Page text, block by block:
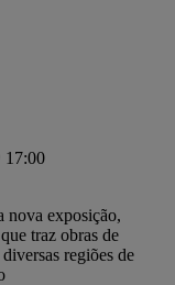
17:00
nova exposição,
traz obras de
regiões de